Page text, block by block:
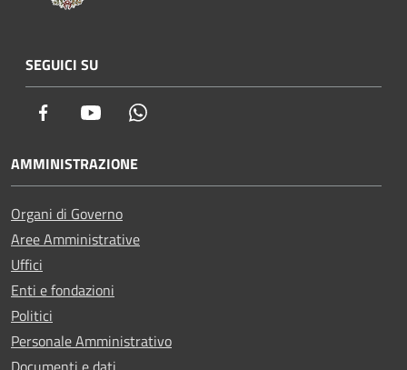
SEGUICI SU
Facebook Youtube
AMMINISTRAZIONE
Organi di Governo
Aree Amministrative
Uffici
Enti e fondazioni
Politici
Personale Amministrativo